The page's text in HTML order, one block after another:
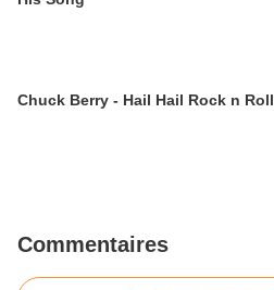
Chuck Berry - Hail Hail Rock n Roll
Commentaires